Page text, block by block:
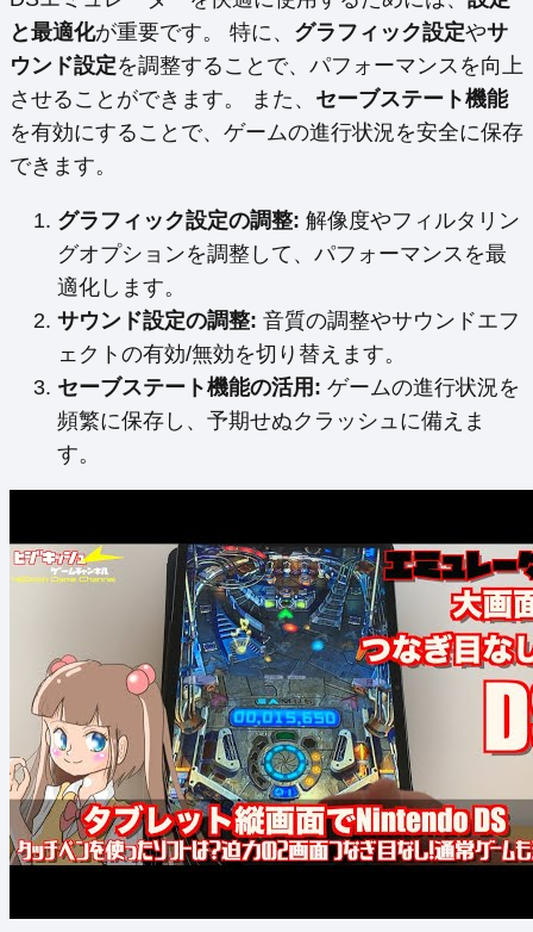
と最適化が重要です。 特に、 グラフィック設定やサ
ウンド設定を調整することで、パフォーマンスを向上
させることができます。 また、 セーブステート機能
を有効にすることで、ゲームの進行状況を安全に保存
できます。
グラフィック設定の調整: 解像度やフィルタリン
グオプションを調整して、パフォーマンスを最
適化します。
サウンド設定の調整: 音質の調整やサウンドエフ
ェクトの有効/無効を切り替えます。
セーブステート機能の活用: ゲームの進行状況を
頻繁に保存し、予期せぬクラッシュに備えま
す。